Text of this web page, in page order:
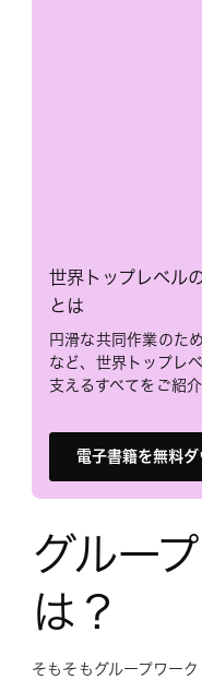
世界トップレベル
とは
円滑な共同作業のた
など、世界トップレ
支えるすべてをご紹介
電子書籍を無料ダ
グルー
は？
そもそもグループワー